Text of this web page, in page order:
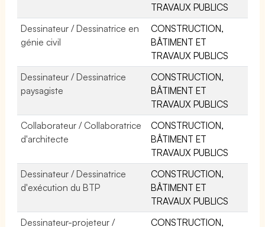
TRAVAUX PUBLICS
Dessinateur / Dessinatrice en
génie civil
CONSTRUCTION,
BÂTIMENT ET
TRAVAUX PUBLICS
Dessinateur / Dessinatrice
paysagiste
CONSTRUCTION,
BÂTIMENT ET
TRAVAUX PUBLICS
Collaborateur / Collaboratrice
d'architecte
CONSTRUCTION,
BÂTIMENT ET
TRAVAUX PUBLICS
Dessinateur / Dessinatrice
d'exécution du BTP
CONSTRUCTION,
BÂTIMENT ET
TRAVAUX PUBLICS
Dessinateur-projeteur /
CONSTRUCTION,